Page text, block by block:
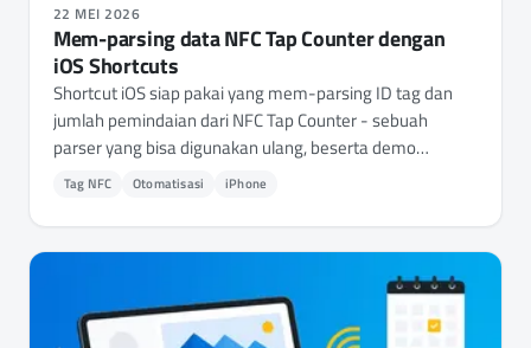
22 MEI 2026
Mem-parsing data NFC Tap Counter dengan
iOS Shortcuts
Shortcut iOS siap pakai yang mem-parsing ID tag dan
jumlah pemindaian dari NFC Tap Counter - sebuah
parser yang bisa digunakan ulang, beserta demo
peringatan tag.
Tag NFC Otomatisasi iPhone